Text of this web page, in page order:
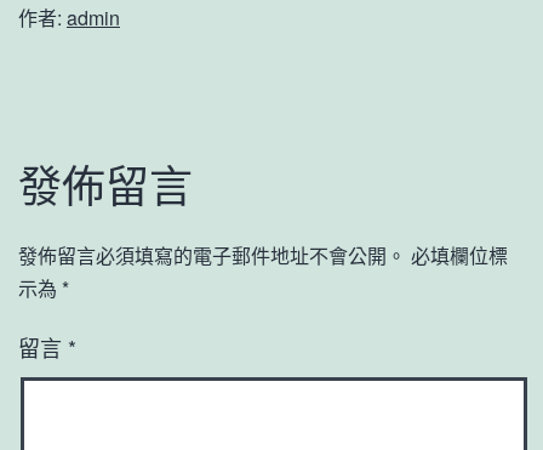
作者: admin
發佈留言
發佈留言必須填寫的電子郵件地址不會公開。 必填欄位標
示為 *
留言 *